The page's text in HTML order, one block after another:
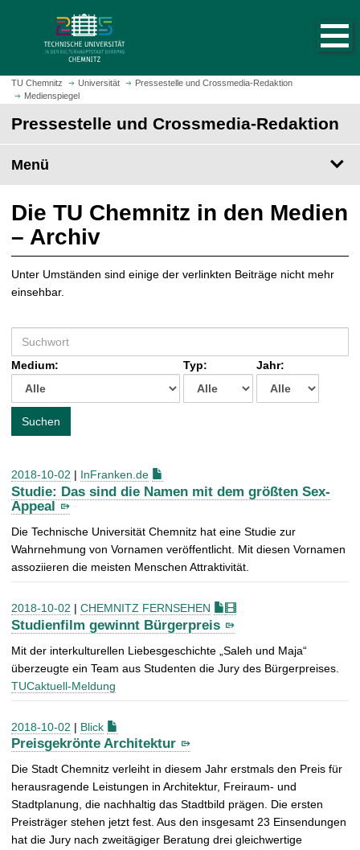
m
H
t
s
i
e
a
u
f
r
u
f
e
TU Chemnitz Universität
Pressestelle und Crossmedia-Redaktion
Medienspiegel
Pressestelle und Crossmedia-Redaktion
Menü
Die TU Chemnitz in den Medien
– Archiv
Unter Umständen sind einige der verlinkten Beiträge nicht mehr
einsehbar.
u
c
e
h
:
Medium: Typ: Jahr:
Suchen
2018-10-02 | InFranken.de
Studie: Das sind die Namen mit dem größten Sex-
Appeal
Die Technische Universität Chemnitz hat eine Studie zur
Wahrnehmung von Vornamen veröffentlicht. Mit diesen Vornamen
assoziieren die meisten Menschen Attraktivität.
2018-10-02 | CHEMNITZ FERNSEHEN
Studienfilm gewinnt Bürgerpreis
Mit der interkulturellen Liebesgeschichte „Saleh und Maja“
überzeugte ein Team aus Studenten die Jury des Bürgerpreises.
TUCaktuell-Meldung
2018-10-02 | Blick
Preisgekrönte Architektur
Die Stadt Chemnitz verleiht in diesem Jahr erstmals den Preis für
herausragende Leistungen in Architektur, Freiraum- und
Stadtplanung, die nachhaltig das Stadtbild prägen. Die ersten
Preisträger stehen jetzt fest. Aus den insgesamt 23 Einsendungen
hat die Jury nach zweitägiger Beratung drei gleichwertige